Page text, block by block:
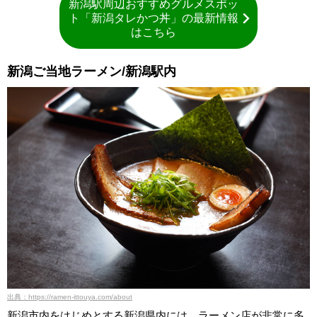
新潟駅周辺おすすめグルメスポッ
ト「新潟タレかつ丼」の最新情報
はこちら
新潟ご当地ラーメン/新潟駅内
出典：https://ramen-ittouya.com/about